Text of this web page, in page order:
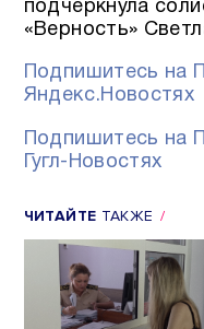
подчеркнула
«Верность»
Подпишитесь на
Яндекс.Новостях
Подпишитесь на
Гугл-Новостях
ЧИТАЙТЕ ТАКЖЕ